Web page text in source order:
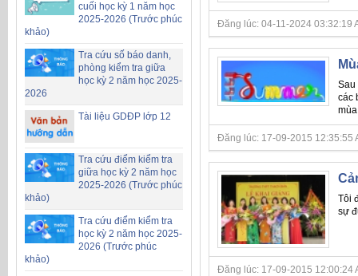
cuối học kỳ 1 năm học
2025-2026 (Trước phúc
khảo)
Tra cứu số báo danh,
phòng kiểm tra giữa
học kỳ 2 năm học 2025-
2026
Tài liệu GDĐP lớp 12
Tra cứu điểm kiểm tra
giữa học kỳ 2 năm học
2025-2026 (Trước phúc
khảo)
Tra cứu điểm kiểm tra
học kỳ 2 năm học 2025-
2026 (Trước phúc
khảo)
Đăng lúc: 04-11-2024 03:32:19
Sau
các
Đăng lúc: 17-09-2015 12:35:55
Tôi
sự
Đăng lúc: 17-09-2015 12:00:24